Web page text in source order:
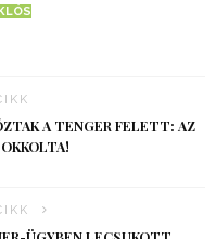
A TENGER FELETT: AZ